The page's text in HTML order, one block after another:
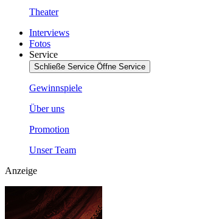
Theater
Interviews
Fotos
Service
Schließe Service Öffne Service
Gewinnspiele
Über uns
Promotion
Unser Team
Anzeige